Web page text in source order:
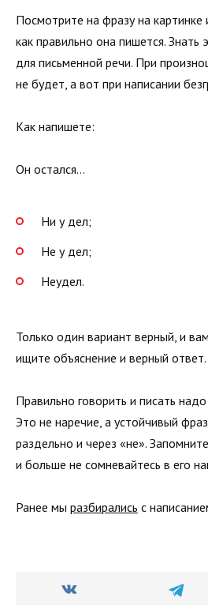
Посмотрите на фразу на картинке
как правильно она пишется. Знать
для письменной речи. При
не будет, а вот при написании
Как напишете:
Он остался…
Ни у дел;
Не у дел;
Неудел.
Только один вариант верный, и
ищите объяснение и верный ответ.
Правильно говорить и писать
Это не наречие, а устойчивый
раздельно и через «не».
и больше не сомневайтесь в его
Ранее мы разбирались с